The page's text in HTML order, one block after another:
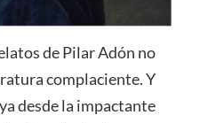
de Pilar Adón no
complaciente. Y
desde la impactante